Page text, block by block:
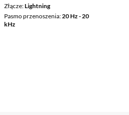
Złącze Lightning
Pasmo przenoszenia 20 Hz - 20
kHz